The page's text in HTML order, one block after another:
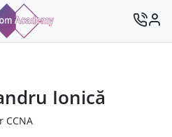
Ionică
CCNA